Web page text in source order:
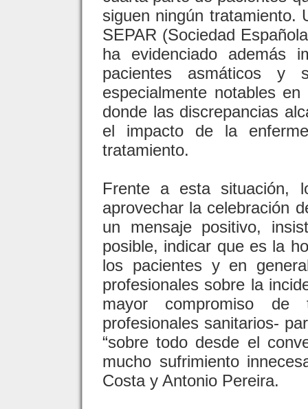
siguen ningún tratamiento.
SEPAR (Sociedad
ha evidenciado además
pacientes asmáticos y
especialmente notables
donde las discrepancias
el impacto de la
tratamiento.
Frente a esta situación,
aprovechar la celebración
un mensaje positivo,
posible, indicar que es la
los pacientes y en
profesionales sobre la
mayor compromiso de
profesionales sanitarios-
“sobre todo desde el
mucho sufrimiento
Costa y Antonio Pereira.